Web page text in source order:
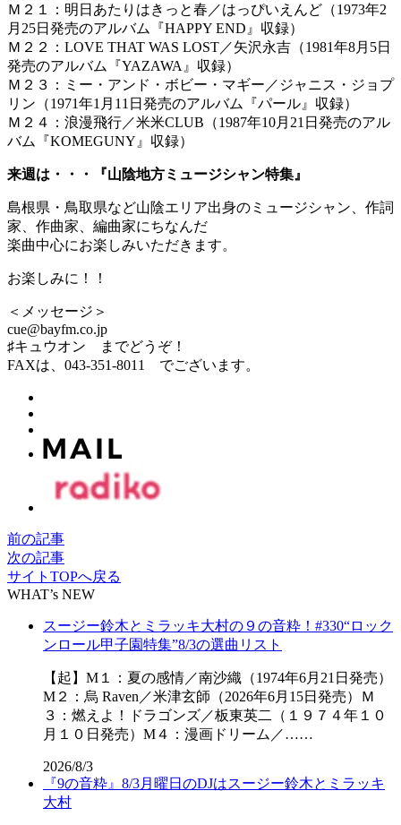
Ｍ２１：明日あたりはきっと春／はっぴいえんど（1973年2
月25日発売のアルバム『HAPPY END』収録）
Ｍ２２：LOVE THAT WAS LOST／矢沢永吉（1981年8月5日
発売のアルバム『YAZAWA』収録）
Ｍ２３：ミー・アンド・ボビー・マギー／ジャニス・ジョプ
リン（1971年1月11日発売のアルバム『パール』収録）
Ｍ２４：浪漫飛行／米米CLUB（1987年10月21日発売のアル
バム『KOMEGUNY』収録）
来週は・・・『山陰地方ミュージシャン特集』
島根県・鳥取県など山陰エリア出身のミュージシャン、作詞
家、作曲家、編曲家にちなんだ
楽曲中心にお楽しみいただきます。
お楽しみに！！
＜メッセージ＞
cue@bayfm.co.jp
♯キュウオン までどうぞ！
FAXは、043-351-8011 でございます。
前の記事
次の記事
サイトTOPへ戻る
WHAT’s NEW
スージー鈴木とミラッキ大村の９の音粋！#330“ロック
ンロール甲子園特集”8/3の選曲リスト
【起】M１：夏の感情／南沙織（1974年6月21日発売）
M２：烏 Raven／米津玄師（2026年6月15日発売）Ｍ
３：燃えよ！ドラゴンズ／板東英二（１９７４年１０
月１０日発売）M４：漫画ドリーム／……
2026/8/3
『9の音粋』8/3月曜日のDJはスージー鈴木とミラッキ
大村